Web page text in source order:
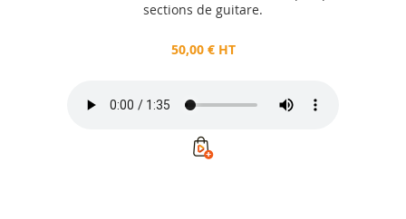
sections de guitare.
50,00 € HT